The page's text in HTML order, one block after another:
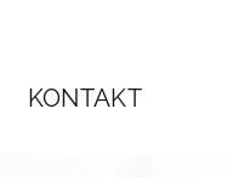
KONTAKT